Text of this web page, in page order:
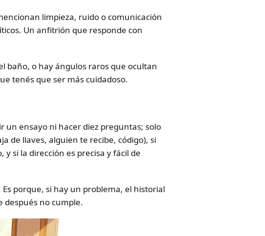
limpieza, ruido o comunicación
Un anfitrión que responde con
baño, o hay ángulos raros que ocultan
tenés que ser más cuidadoso.
un ensayo ni hacer diez preguntas; solo
de llaves, alguien te recibe, código), si
si la dirección es precisa y fácil de
porque, si hay un problema, el historial
después no cumple.